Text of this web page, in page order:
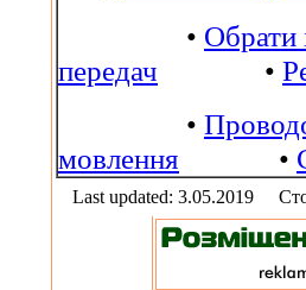
• Обрати
передач •
•
мовлення •
Last updated: 3.05.2019